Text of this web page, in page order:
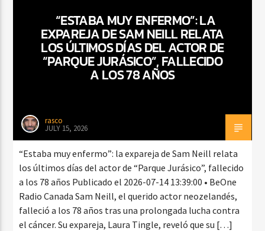
CURRENT SHOW
DJ MIX
12:00 AM 2:00 AM
Beone Radio
“ESTABA MUY ENFERMO”: LA
EXPAREJA DE SAM NEILL RELATA
LOS ÚLTIMOS DÍAS DEL ACTOR DE
“PARQUE JURÁSICO”, FALLECIDO
A LOS 78 AÑOS
rasco
JULY 15, 2026
“Estaba muy enfermo”: la expareja de Sam Neill relata
los últimos días del actor de “Parque Jurásico”, fallecido
a los 78 años Publicado el 2026-07-14 13:39:00 • BeOne
Radio Canada Sam Neill, el querido actor neozelandés,
falleció a los 78 años tras una prolongada lucha contra
el cáncer. Su expareja, Laura Tingle, reveló que su […]